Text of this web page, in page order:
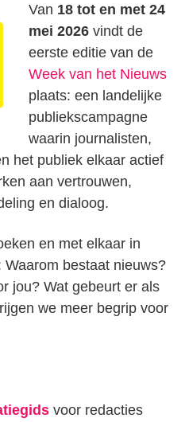
Van 18 tot en met 24
mei 2026vindt de
eerste editie van de
Week van het Nieuws
plaats: een landelijke
publiekscampagne
waarin journalisten,
het publiek elkaar actief
aan vertrouwen,
en dialoog.
en met elkaar in
bestaat nieuws?
jou? Wat gebeurt er als
we meer begrip voor
voor redacties